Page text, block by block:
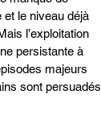
le niveau déjà
l’exploitation
persistante à
majeurs
sont persuadés